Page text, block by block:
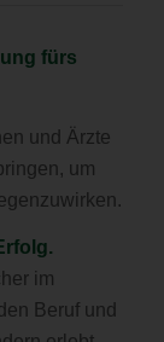
fürs
und Ärzte
um
im
Beruf und